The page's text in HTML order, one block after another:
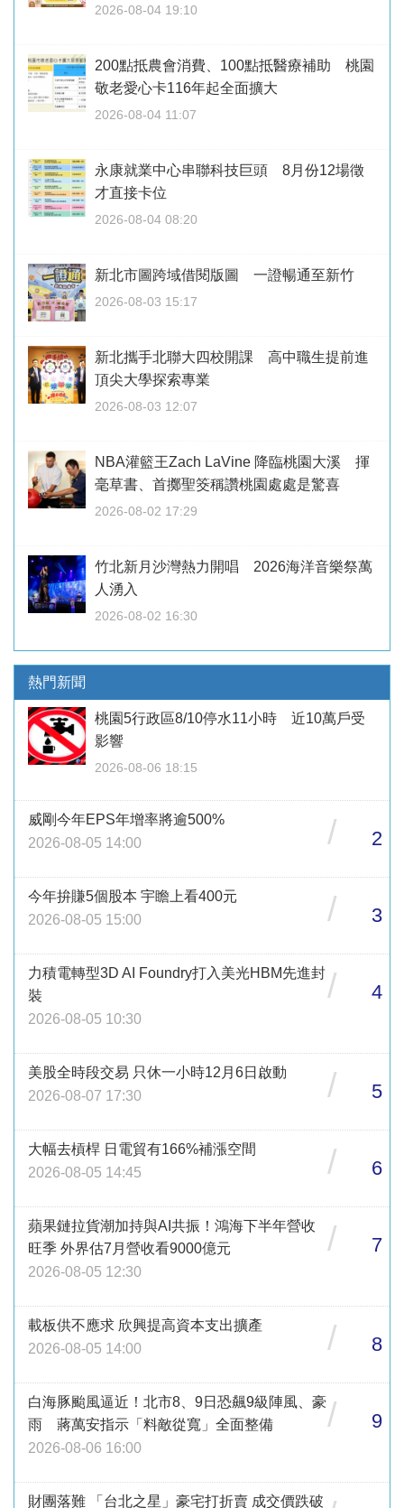
2026-08-04 19:10
200點抵農會消費、100點抵醫療補助 桃園
敬老愛心卡116年起全面擴大
2026-08-04 11:07
永康就業中心串聯科技巨頭 8月份12場徵
才直接卡位
2026-08-04 08:20
新北市圖跨域借閱版圖 一證暢通至新竹
2026-08-03 15:17
新北攜手北聯大四校開課 高中職生提前進
頂尖大學探索專業
2026-08-03 12:07
NBA灌籃王Zach LaVine 降臨桃園大溪 揮
毫草書、首擲聖筊稱讚桃園處處是驚喜
2026-08-02 17:29
竹北新月沙灣熱力開唱 2026海洋音樂祭萬
人湧入
2026-08-02 16:30
熱門新聞
桃園5行政區8/10停水11小時 近10萬戶受
影響
2026-08-06 18:15
威剛今年EPS年增率將逾500%
2026-08-05 14:00
/ 2
今年拚賺5個股本 宇瞻上看400元
2026-08-05 15:00
/ 3
力積電轉型3D AI Foundry打入美光HBM先進封
裝
2026-08-05 10:30
/ 4
美股全時段交易 只休一小時12月6日啟動
2026-08-07 17:30
/ 5
大幅去槓桿 日電貿有166%補漲空間
2026-08-05 14:45
/ 6
蘋果鏈拉貨潮加持與AI共振！鴻海下半年營收
旺季 外界估7月營收看9000億元
2026-08-05 12:30
/ 7
載板供不應求 欣興提高資本支出擴產
2026-08-05 14:00
/ 8
白海豚颱風逼近！北市8、9日恐飆9級陣風、豪
雨 蔣萬安指示「料敵從寬」全面整備
2026-08-06 16:00
/ 9
財團落難 「台北之星」豪宅打折賣 成交價跌破